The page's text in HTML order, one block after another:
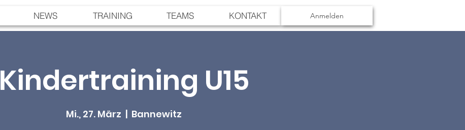
NEWS TRAINING TEAMS KONTAKT Anmelden
Kindertraining U15
Mi., 27. März
  |
Bannewitz